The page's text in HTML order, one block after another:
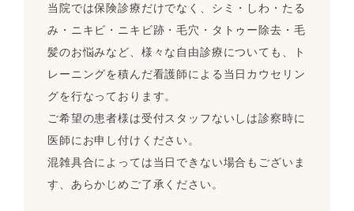
当院では保険診療だけでなく、シミ・しわ・たる
み・ニキビ・ニキビ跡・毛穴・タトゥー除去・毛
髪のお悩みなど、様々な自由診療についても、ト
レーニングを積んだ看護師による当日カウセリン
グを行なっております。
ご希望の患者様は受付スタッフないしは診察時に
医師にお申し付けください。
混雑具合によっては当日できない場合もございま
す、あらかじめご了承ください。